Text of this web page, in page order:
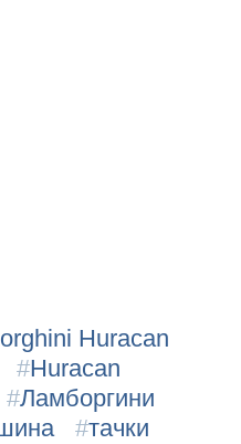
Huracan
#Huracan
#Ламборгини
#тачки